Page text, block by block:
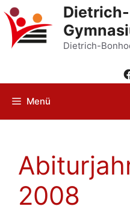
Zum
Inhalt
springen
Dietrich-
Menü
2008